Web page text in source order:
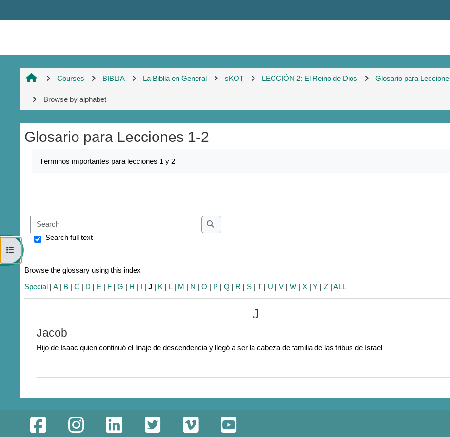
Open course index
Courses BIBLIA La Biblia en General sKOT LECCIÓN 2: El Reino de Dios Glosario para
Browse by alphabet
Glosario para Lecciones 1-2
Términos importantes para lecciones 1 y 2
Search
Search
Search full text
Browse the glossary using this index
Special |A| B |C | D | E | F |G | H | I |J | K | L| M | N |O | P |Q | R | S |T | U |V |W |X |Y |Z |ALL
J
Jacob
Hijo de Isaac quien continuó el linaje de descendencia y llegó a ser la cabeza de familia de las tribus de Israel